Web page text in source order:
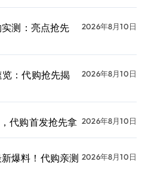
测：亮点抢先
2026年8月10日
：代购抢先揭
2026年8月10日
代购首发抢先拿 2026年8月10日
爆料！代购亲测 2026年8月10日